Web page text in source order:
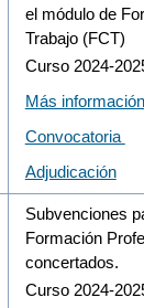
el módulo de
Trabajo (FCT)
Curso 2024-
Más información
Convocatoria
Adjudicación
Subvenciones
Formación
concertados.
Curso 2024-